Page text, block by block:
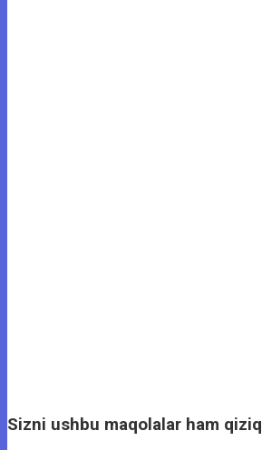
Sizni ushbu maqolalar ham